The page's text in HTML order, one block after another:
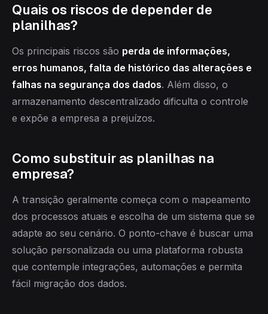
Quais os riscos de depender de
planilhas?
Os principais riscos são perda de informações,
erros humanos, falta de histórico das alterações e
falhas na segurança dos dados. Além disso, o
armazenamento descentralizado dificulta o controle
e expõe a empresa a prejuízos.
Como substituir as planilhas na
empresa?
A transição geralmente começa com o mapeamento
dos processos atuais e escolha de um sistema que se
adapte ao seu cenário. O ponto-chave é buscar uma
solução personalizada ou uma plataforma robusta
que contemple integrações, automações e permita
fácil migração dos dados.